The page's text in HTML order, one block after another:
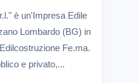
è un'Impresa Edile
Lombardo (BG) in
Fe.ma.
e privato,...